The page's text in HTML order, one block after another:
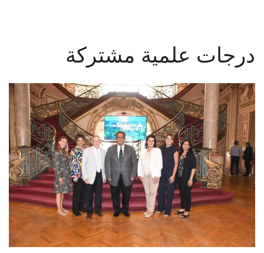
المراكز والوحدات
الأنظمة الذكية
الإعلام
تواصل معنا
الطلاب
هيئة التدريس
درجات علمية مشتركة